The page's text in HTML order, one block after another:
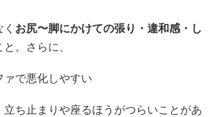
お尻〜脚にかけての張り・違和感・し
。さらに、
ァで悪化しやすい
立ち止まりや座るほうがつらいことがあ